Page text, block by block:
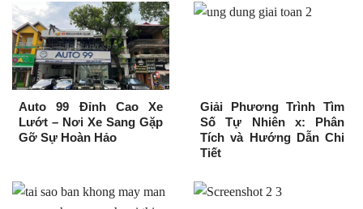
Auto 99 Đỉnh Cao Xe
Lướt – Nơi Xe Sang Gặp
Gỡ Sự Hoàn Hảo
Giải Phương Trình Tìm
Số Tự Nhiên x: Phân
Tích và Hướng Dẫn Chi
Tiết